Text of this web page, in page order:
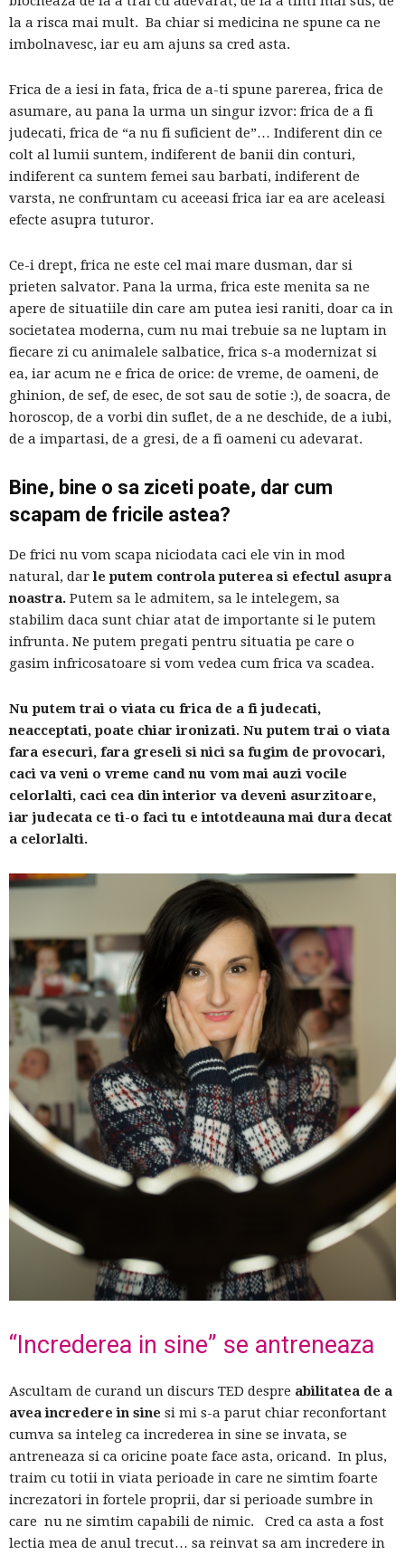
la a risca mai mult. Ba chiar si medicina ne spune ca ne
imbolnavesc, iar eu am ajuns sa cred asta.
Frica de a iesi in fata, frica de a-ti spune parerea, frica de
asumare, au pana la urma un singur izvor: frica de a fi
judecati, frica de “a nu fi suficient de”… Indiferent din ce
colt al lumii suntem, indiferent de banii din conturi,
indiferent ca suntem femei sau barbati, indiferent de
varsta, ne confruntam cu aceeasi frica iar ea are aceleasi
efecte asupra tuturor.
Ce-i drept, frica ne este cel mai mare dusman, dar si
prieten salvator. Pana la urma, frica este menita sa ne
apere de situatiile din care am putea iesi raniti, doar ca in
societatea moderna, cum nu mai trebuie sa ne luptam in
fiecare zi cu animalele salbatice, frica s-a modernizat si
ea, iar acum ne e frica de orice: de vreme, de oameni, de
ghinion, de sef, de esec, de sot sau de sotie :), de soacra, de
horoscop, de a vorbi din suflet, de a ne deschide, de a iubi,
de a impartasi, de a gresi, de a fi oameni cu adevarat.
Bine, bine o sa ziceti poate, dar cum
scapam de fricile astea?
De frici nu vom scapa niciodata caci ele vin in mod
natural, darle putem controla puterea si efectul asupra
noastra. Putem sa le admitem, sa le intelegem, sa
stabilim daca sunt chiar atat de importante si le putem
infrunta. Ne putem pregati pentru situatia pe care o
gasim infricosatoare si vom vedea cum frica va scadea.
Nu putem trai o viata cu frica de a fi judecati,
neacceptati, poate chiar ironizati. Nu putem trai o viata
fara esecuri, fara greseli si nici sa fugim de provocari,
caci va veni o vreme cand nu vom mai auzi vocile
celorlalti, caci cea din interior va deveni asurzitoare,
iar judecata ce ti-o faci tu e intotdeauna mai dura decat
a celorlalti.
“Increderea in sine” se antreneaza
Ascultam de curand un discurs TED despre abilitatea de a
avea incredere in sine si mi s-a parut chiar reconfortant
cumva sa inteleg ca increderea in sine se invata, se
antreneaza si ca oricine poate face asta, oricand. In plus,
traim cu totii in viata perioade in care ne simtim foarte
increzatori in fortele proprii, dar si perioade sumbre in
care nu ne simtim capabili de nimic. Cred ca asta a fost
lectia mea de anul trecut… sa reinvat sa am incredere in